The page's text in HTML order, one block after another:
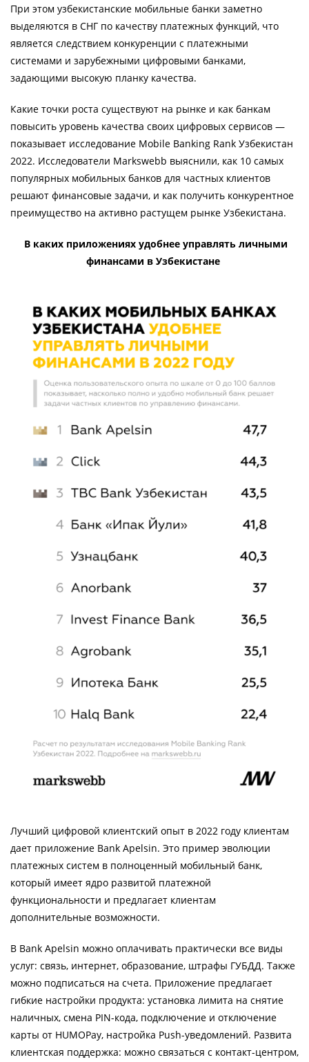
При этом узбекистанские мобильные банки заметно
выделяются в СНГ по качеству платежных функций, что
является следствием конкуренции с платежными
системами и зарубежными цифровыми банками,
задающими высокую планку качества.
Какие точки роста существуют на рынке и как банкам
повысить уровень качества своих цифровых сервисов —
показывает исследование Mobile Banking Rank Узбекистан
2022. Исследователи Markswebb выяснили, как 10 самых
популярных мобильных банков для частных клиентов
решают финансовые задачи, и как получить конкурентное
преимущество на активно растущем рынке Узбекистана.
В каких приложениях удобнее управлять личными
финансами в Узбекистане
Лучший цифровой клиентский опыт в 2022 году клиентам
дает приложение Bank Apelsin. Это пример эволюции
платежных систем в полноценный мобильный банк,
который имеет ядро развитой платежной
функциональности и предлагает клиентам
дополнительные возможности.
В Bank Apelsin можно оплачивать практически все виды
услуг: связь, интернет, образование, штрафы ГУБДД. Также
можно подписаться на счета. Приложение предлагает
гибкие настройки продукта: установка лимита на снятие
наличных, смена PIN-кода, подключение и отключение
карты от HUMOPay, настройка Push-уведомлений. Развита
клиентская поддержка: можно связаться с контакт-центром,